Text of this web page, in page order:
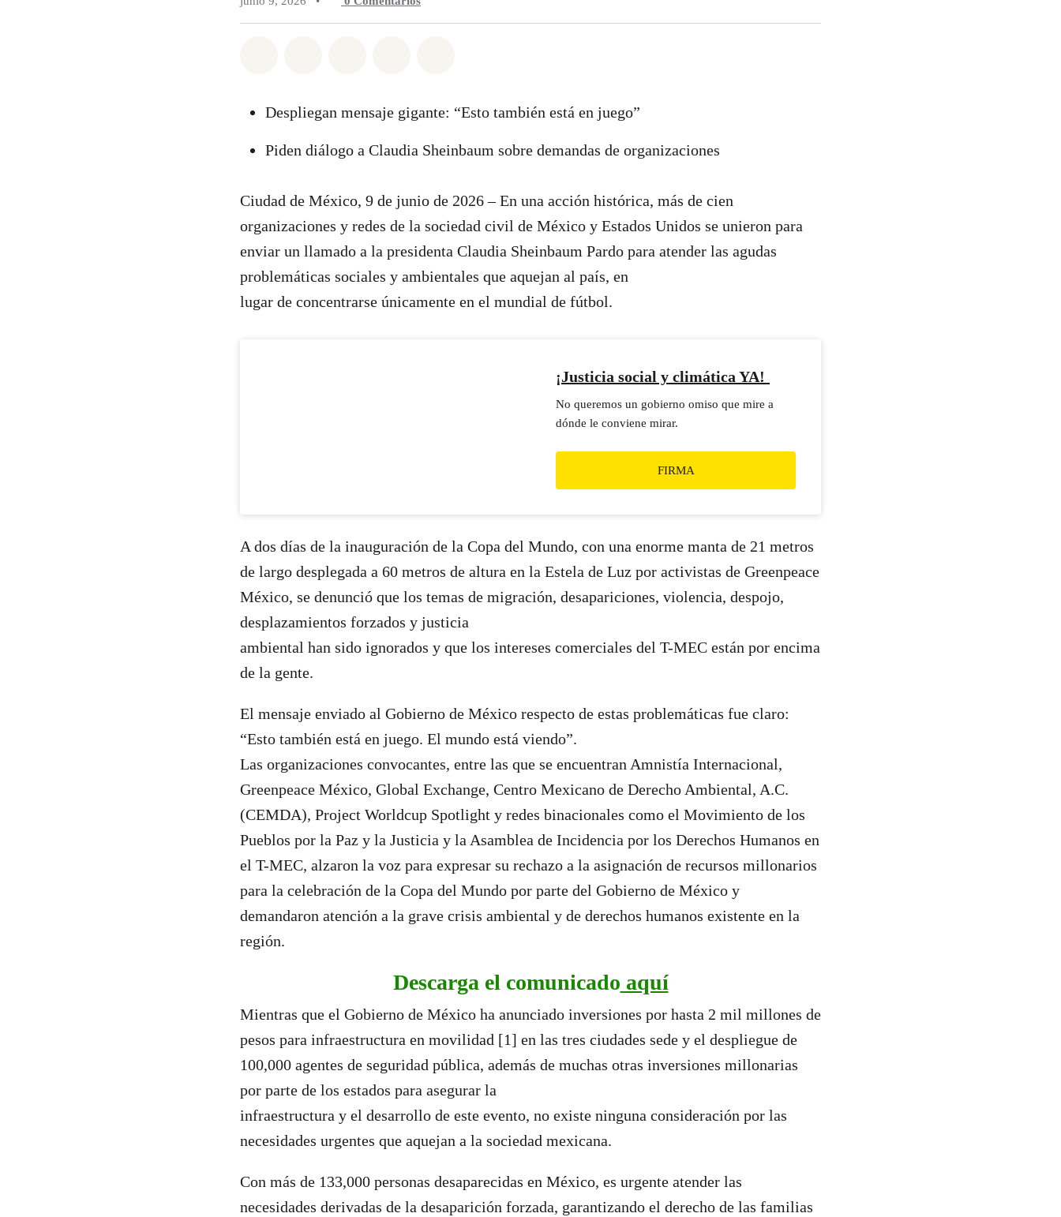
Despliegan mensaje gigante: “Esto también está en juego”
Piden diálogo a Claudia Sheinbaum sobre demandas de organizaciones
Ciudad de México, 9 de junio de 2026 – En una acción histórica, más de cien
organizaciones y redes de la sociedad civil de México y Estados Unidos se unieron para
enviar un llamado a la presidenta Claudia Sheinbaum Pardo para atender las agudas
problemáticas sociales y ambientales que aquejan al país, en
lugar de concentrarse únicamente en el mundial de fútbol.
¡Justicia social y climática YA!
No queremos un gobierno omiso que mire a
dónde le conviene mirar.
FIRMA
A dos días de la inauguración de la Copa del Mundo, con una enorme manta de 21 metros
de largo desplegada a 60 metros de altura en la Estela de Luz por activistas de Greenpeace
México, se denunció que los temas de migración, desapariciones, violencia, despojo,
desplazamientos forzados y justicia
ambiental han sido ignorados y que los intereses comerciales del T-MEC están por encima
de la gente.
El mensaje enviado al Gobierno de México respecto de estas problemáticas fue claro:
“Esto también está en juego. El mundo está viendo”.
Las organizaciones convocantes, entre las que se encuentran Amnistía Internacional,
Greenpeace México, Global Exchange, Centro Mexicano de Derecho Ambiental, A.C.
(CEMDA), Project Worldcup Spotlight y redes binacionales como el Movimiento de los
Pueblos por la Paz y la Justicia y la Asamblea de Incidencia por los Derechos Humanos en
el T-MEC, alzaron la voz para expresar su rechazo a la asignación de recursos millonarios
para la celebración de la Copa del Mundo por parte del Gobierno de México y
demandaron atención a la grave crisis ambiental y de derechos humanos existente en la
región.
Descarga el comunicado aquí
Mientras que el Gobierno de México ha anunciado inversiones por hasta 2 mil millones de
pesos para infraestructura en movilidad [1] en las tres ciudades sede y el despliegue de
100,000 agentes de seguridad pública, además de muchas otras inversiones millonarias
por parte de los estados para asegurar la
infraestructura y el desarrollo de este evento, no existe ninguna consideración por las
necesidades urgentes que aquejan a la sociedad mexicana.
Con más de 133,000 personas desaparecidas en México, es urgente atender las
necesidades derivadas de la desaparición forzada, garantizando el derecho de las familias